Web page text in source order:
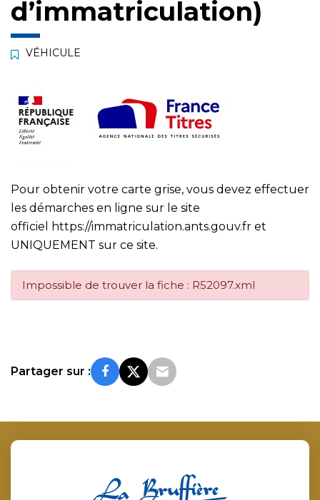
d’immatriculation)
VÉHICULE
Pour obtenir votre carte grise, vous devez effectuer
les démarches en ligne sur le site
officiel
https://immatriculation.ants.gouv.fr et
UNIQUEMENT sur ce site.
Impossible de trouver la fiche : R52097.xml
Partager sur :